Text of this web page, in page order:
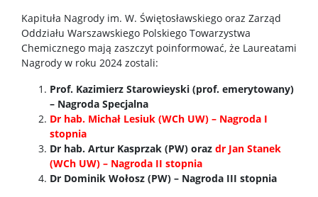
Program MOST
Koła naukowe
Oprogramowanie
STUDENT STUDENTOWI
Kapituła Nagrody im. W. Świętosławskiego oraz Zarząd
Oddziału Warszawskiego Polskiego Towarzystwa
Chemicznego mają zaszczyt poinformować, że Laureatami
Nagrody w roku 2024 zostali:
Prof. Kazimierz Starowieyski (prof. emerytowany)
– Nagroda Specjalna
Dr hab. Michał Lesiuk (WCh UW) – Nagroda I
stopnia
Dr hab. Artur Kasprzak (PW) oraz dr Jan Stanek
(WCh UW) – Nagroda II stopnia
Dr Dominik Wołosz (PW) – Nagroda III stopnia